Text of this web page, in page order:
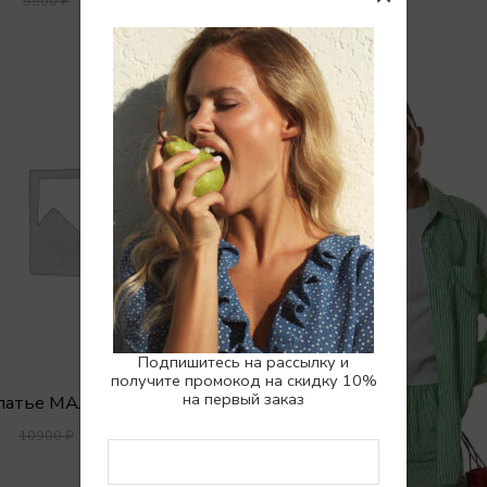
Подпишитесь на рассылку и
получите промокод на скидку 10%
на первый заказ
MAJORKA MINI
10900₽ 8900₽
РАСПРОДАНО